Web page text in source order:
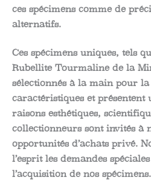
ces spécimens comme de
alternatifs.
Ces spécimens uniques, tels
Rubellite Tourmaline de la
sélectionnés à la main pour
caractéristiques et présentent
raisons esthétiques,
collectionneurs sont invités à
opportunités d’achats privé.
l’esprit les demandes
l’acquisition de nos spécimens.